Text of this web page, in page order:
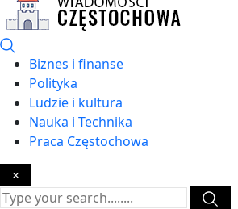
Biznes i finanse
Polityka
Ludzie i kultura
Nauka i Technika
Praca Częstochowa
×